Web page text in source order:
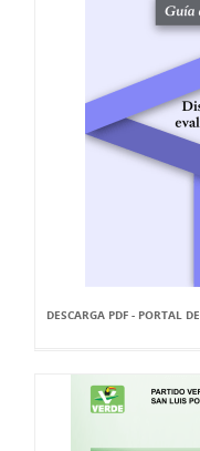
DESCARGA PDF - PORTAL